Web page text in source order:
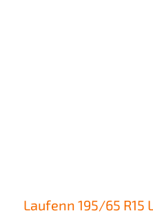
Laufenn 195/65 R15